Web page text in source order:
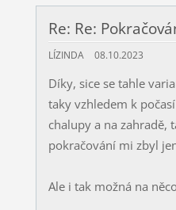
Re: Re:
LÍZINDA 08.10.2023
Díky, sice se tahle
taky vzhledem k
chalupy a na zahradě,
pokračování mi zbyl
Ale i tak možná na